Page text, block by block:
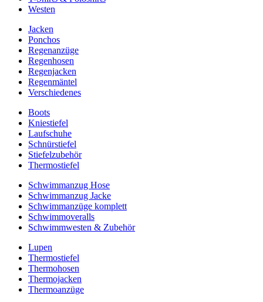
Westen
Jacken
Ponchos
Regenanzüge
Regenhosen
Regenjacken
Regenmäntel
Verschiedenes
Boots
Kniestiefel
Laufschuhe
Schnürstiefel
Stiefelzubehör
Thermostiefel
Schwimmanzug Hose
Schwimmanzug Jacke
Schwimmanzüge komplett
Schwimmoveralls
Schwimmwesten & Zubehör
Lupen
Thermostiefel
Thermohosen
Thermojacken
Thermoanzüge